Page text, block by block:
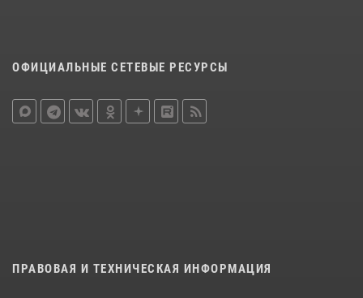
ОФИЦИАЛЬНЫЕ СЕТЕВЫЕ РЕСУРСЫ
ПРАВОВАЯ И ТЕХНИЧЕСКАЯ ИНФОРМАЦИЯ